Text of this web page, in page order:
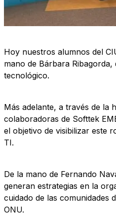
Hoy nuestros alumnos del
mano de Bárbara
tecnológico.
Más adelante, a través de la
colaboradoras de Softtek
el objetivo de visibilizar este
TI.
De la mano de Fernando
generan estrategias en la
cuidado de las comunidades
ONU.